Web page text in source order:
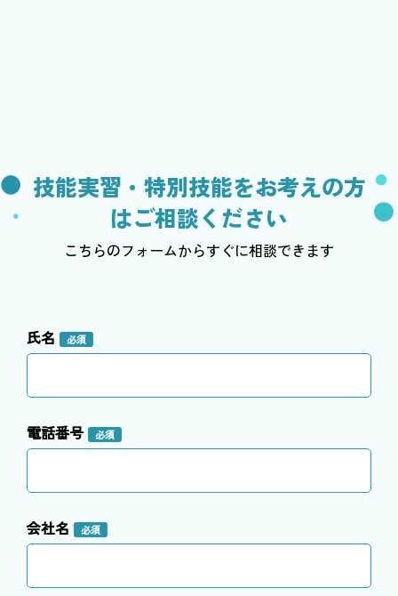
技能実習・特別技能をお考えの方
はご相談ください
こちらのフォームからすぐに相談できます
氏名 必須
電話番号 必須
会社名 必須